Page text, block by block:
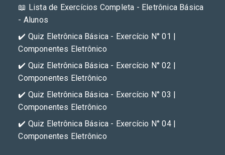
📖 Lista de Exercícios Completa - Eletrônica Básica
- Alunos
✔️ Quiz Eletrônica Básica - Exercício N° 01 |
Componentes Eletrônico
✔️ Quiz Eletrônica Básica - Exercício N° 02 |
Componentes Eletrônico
✔️ Quiz Eletrônica Básica - Exercício N° 03 |
Componentes Eletrônico
✔️ Quiz Eletrônica Básica - Exercício N° 04 |
Componentes Eletrônico